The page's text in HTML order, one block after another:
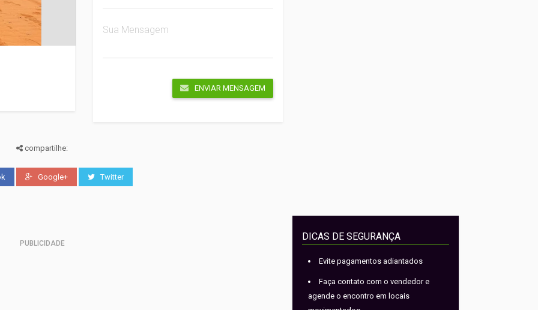
ENVIAR MENSAGEM
compartilhe:
Google+ Twitter
PUBLICIDADE
DICAS DE SEGURANÇA
Evite pagamentos adiantados
Faça contato com o vendedor e
agende o encontro em locais